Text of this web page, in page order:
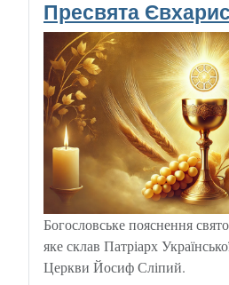
Пресвята
Богословське пояснення
яке склав Патріарх
Церкви Йосиф Сліпий.